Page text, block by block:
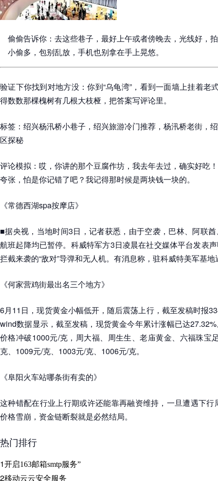
偷偷告诉你：去这些巷子，最好上午或者傍晚去，光线好，
小偷多，包别乱放，手机也别拿在手上晃悠。
验证下你找到对地方没：你到“乌龟湾”，看到一面墙上挂着老
得数数那棵槐树有几根大枝桠，把答案写评论里。
标签：绍兴杨汛桥小巷子，绍兴旅游冷门推荐，杨汛桥老街，
区探秘
评论模拟：哎，你讲的那个豆腐作坊，我去年去过，确实好吃
夸张，怕是你记错了吧？我记得那时候是两块钱一块的。
《常德西湖spa按摩店》
■据央视，当地时间3日，记者获悉，由于空袭，巴林、阿联
航班起降均已暂停。科威特军方3日凌晨在社交媒体平台发表
拦截来袭的“敌对”导弹和无人机。有消息称，驻科威特美军基地
《何家营鸡街最出名三个地方》
6月11日，现货黄金小幅低开，随后震荡上行，截至发稿时报
wind数据显示，截至发稿，现货黄金今年累计涨幅已达
价格冲破1000元/克，周大福、周生生、老庙黄金、六福珠宝
克、1009元/克、1003元/克、1006元/克。
《阜阳火车站哪条街有卖的》
这种错配在行业上行期或许还能靠再融资维持，一旦遭遇下
价格雪崩，资金链断裂就是必然结局。
热门排行
1开启163邮箱smtp服务”
2移动云云安全服务